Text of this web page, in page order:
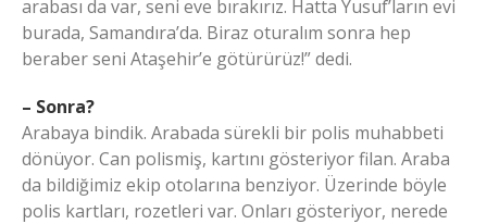
arabası da var, seni eve bırakırız. Hatta Yusuf’ların evi
burada, Samandıra’da. Biraz oturalım sonra hep
beraber seni Ataşehir’e götürürüz!” dedi.
– Sonra?
Arabaya bindik. Arabada sürekli bir polis muhabbeti
dönüyor. Can polismiş, kartını gösteriyor filan. Araba
da bildiğimiz ekip otolarına benziyor. Üzerinde böyle
polis kartları, rozetleri var. Onları gösteriyor, nerede